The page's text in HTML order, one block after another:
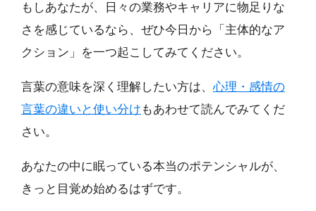
もしあなたが、日々の業務やキャリアに物足りな
さを感じているなら、ぜひ今日から「主体的なア
クション」を一つ起こしてみてください。
言葉の意味を深く理解したい方は、心理・感情の
言葉の違いと使い分け もあわせて読んでみてくだ
さい。
あなたの中に眠っている本当のポテンシャルが、
きっと目覚め始めるはずです。